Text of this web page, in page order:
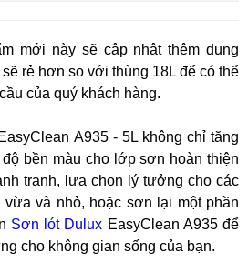
mới này sẽ cập nhật thêm dung
rẻ hơn so với thùng 18L để có thể
của quý khách hàng.
A935 - 5L không chỉ tăng
bền màu cho lớp sơn hoàn thiện
tranh, lựa chọn lý tưởng cho các
và nhỏ, hoặc sơn lại một phần
Sơn lót Dulux EasyClean A935 để
cho không gian sống của bạn.